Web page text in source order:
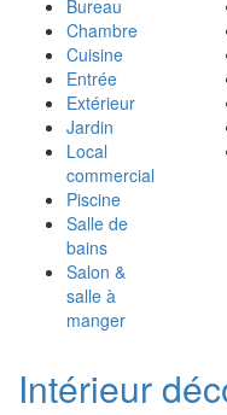
Bureau
Chambre
Cuisine
Entrée
Extérieur
Jardin
Local
commercial
Piscine
Salle de
bains
Salon &
salle à
manger
Intérieur